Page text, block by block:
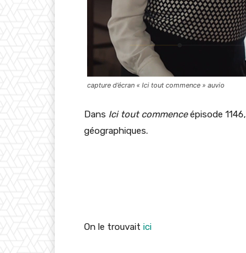
capture d’écran « Ici tout commence » auvio
Dans Ici tout commenceépisode 1146,
géographiques.
On le trouvait ici